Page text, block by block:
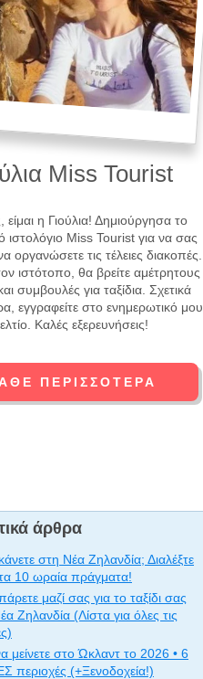
Miss Tourist
είμαι η Γιούλια! Δημιούργησα το
ιστολόγιο Miss Tourist για να σας
οργανώσετε τις τέλειες διακοπές.
ιστότοπο, θα βρείτε αμέτρητους
συμβουλές για ταξίδια. Σχετικά
εγγραφείτε στο ενημερωτικό μου
Καλές εξερευνήσεις!
ΠΕΡΙΣΣΌΤΕΡΑ
άρθρα
στη Νέα Ζηλανδία; Διαλέξτε
10 ωραία πράγματα!
μαζί σας για το ταξίδι σας
Ζηλανδία (Λίστα για όλες τις
μείνετε στο Ώκλαντ το 2026 • 6
περιοχές (+Ξενοδοχεία!)